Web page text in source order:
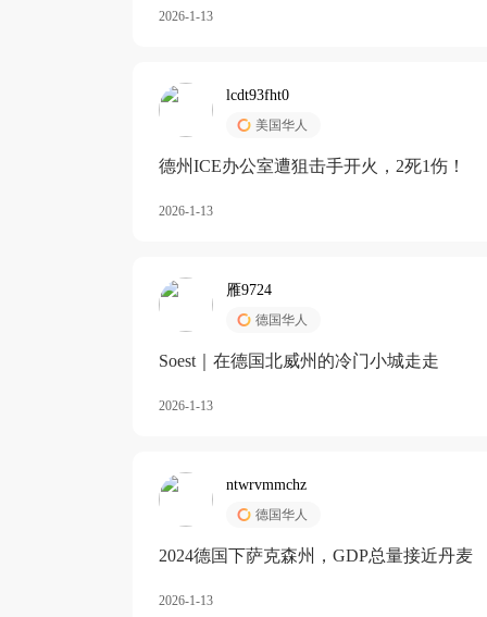
2026-1-13
lcdt93fht0
美国华人
德州ICE办公室遭狙击手开火，2死1伤！
2026-1-13
雁9724
德国华人
Soest｜在德国北威州的冷门小城走走
2026-1-13
ntwrvmmchz
德国华人
2024德国下萨克森州，GDP总量接近丹麦
2026-1-13